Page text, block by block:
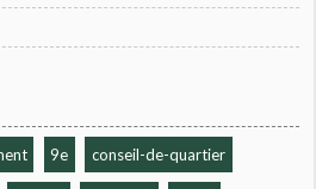
9e conseil-de-quartier